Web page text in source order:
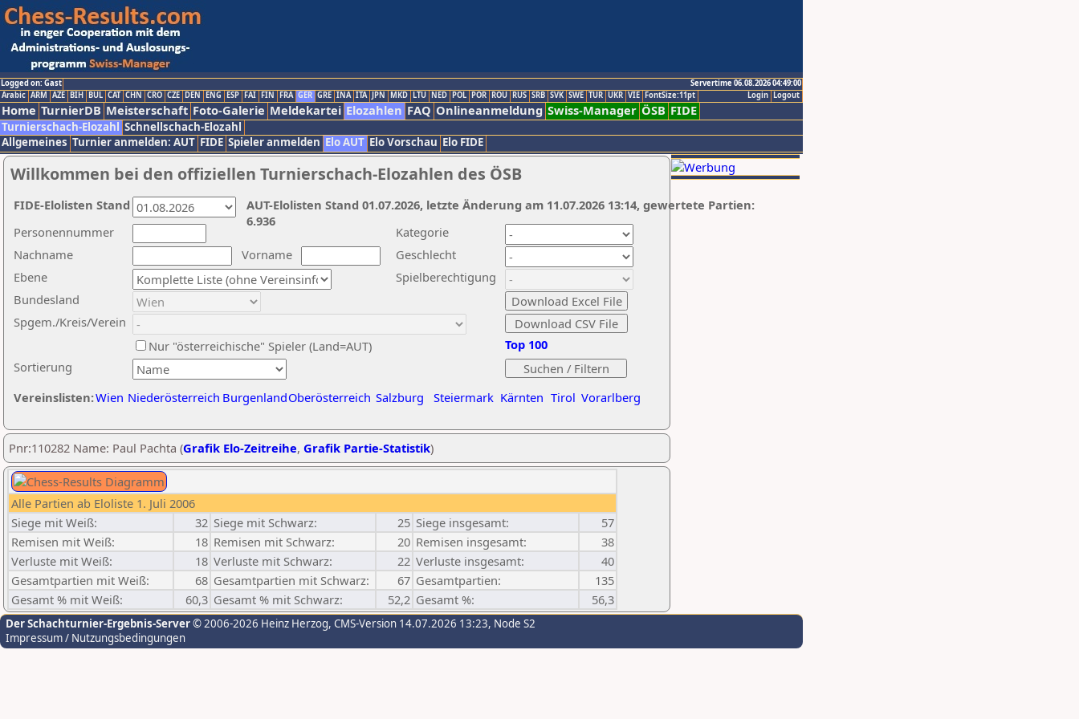
Logged on: Gast
Servertime 06.08.2026 04:49:00
Logout
Login
Arabic ARM AZE BIH BUL CAT CHN CRO CZE DEN ENG ESP FAI FIN FRA GER GRE INA ITA JPN MKD LTU NED POL POR ROU RUS SRB SVK SWE TUR UKR VIE FontSize:11pt
Home TurnierDB Meisterschaft Foto-Galerie Meldekartei Elozahlen FAQ Onlineanmeldung Swiss-Manager ÖSB FIDE
Turnierschach-Elozahl Schnellschach-Elozahl
Allgemeines Turnier anmelden: AUT FIDE Spieler anmelden Elo AUT Elo Vorschau Elo FIDE
Willkommen bei den offiziellen Turnierschach-Elozahlen des ÖSB
Nachname
Vorname
Ebene
Kategorie
Sortierung
Personennummer
Bundesland
Spgem./Kreis/Verein
Geschlecht
Nur "österreichische" Spieler (Land=AUT)
Spielberechtigung
Vereinslisten:Wien Niederösterreich BurgenlandOberösterreich Salzburg Steiermark Kärnten Tirol Vorarlberg
Top 100
AUT-Elolisten Stand 01.07.2026, letzte Änderung am 11.07.2026 13:14, gewertete Partien:
6.936
FIDE-Elolisten Stand
Pnr:110282 Name: Paul Pachta (Grafik Elo-Zeitreihe, Grafik Partie-Statistik)
Alle Partien ab Eloliste 1. Juli 2006
Siege mit Weiß:
32 Siege mit Schwarz: 25 Siege insgesamt:
57
Remisen mit Weiß:
18 Remisen mit Schwarz: 20 Remisen insgesamt:
38
Verluste mit Weiß:
18 Verluste mit Schwarz: 22 Verluste insgesamt:
40
Gesamtpartien mit Weiß:
68 Gesamtpartien mit Schwarz: 67 Gesamtpartien:
135
Gesamt % mit Weiß:
60,3 Gesamt % mit Schwarz: 52,2 Gesamt %: 56,3
Der Schachturnier-Ergebnis-Server© 2006-2026 Heinz Herzog, CMS-Version 14.07.2026 13:23, Node S2
Impressum / Nutzungsbedingungen